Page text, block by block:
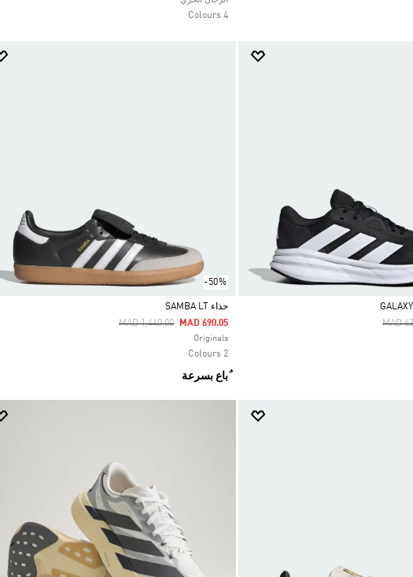
4 Colours
Price
MAD
-50%
Selected
حذاء SAMBA LT
Price Reduced From
MAD 1,440.00ToMAD 690.05
Originals
2 Colours
ُباع بسرعة